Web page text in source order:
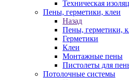
Техническая
Пены, герметики, клеи
Назад
Пены, герметики,
Герметики
Клеи
Монтажные пены
Пистолеты для
Потолочные системы